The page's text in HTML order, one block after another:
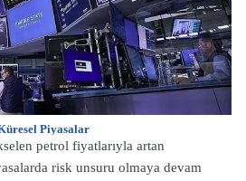
Piyasalar
petrol fiyatlarıyla artan
risk unsuru olmaya devam